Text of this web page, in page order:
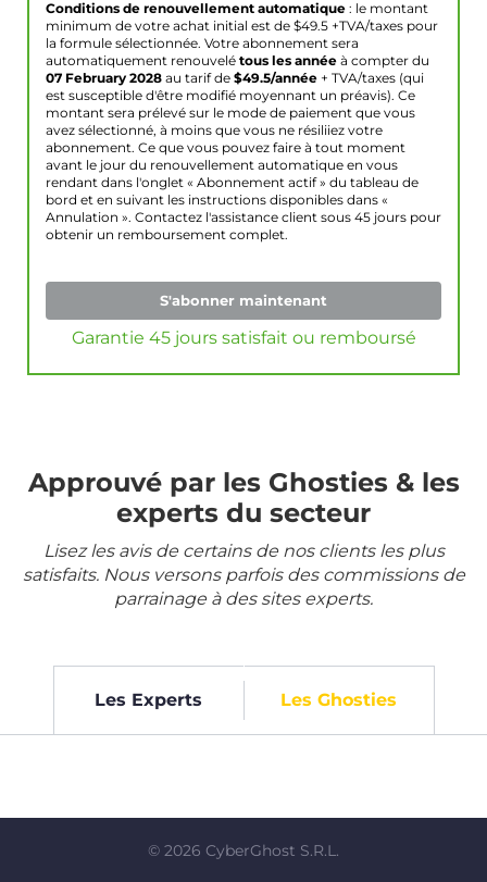
Conditions de renouvellement automatique : le montant
minimum de votre achat initial est de $49.5 +TVA/taxes pour
la formule sélectionnée. Votre abonnement sera
automatiquement renouvelé tous les année à compter du
07 February 2028 au tarif de $49.5/année + TVA/taxes (qui
est susceptible d'être modifié moyennant un préavis). Ce
montant sera prélevé sur le mode de paiement que vous
avez sélectionné, à moins que vous ne résiliiez votre
abonnement. Ce que vous pouvez faire à tout moment
avant le jour du renouvellement automatique en vous
rendant dans l'onglet « Abonnement actif » du tableau de
bord et en suivant les instructions disponibles dans «
Annulation ». Contactez l'assistance client sous 45 jours pour
obtenir un remboursement complet.
S'abonner maintenant
Garantie 45 jours satisfait ou remboursé
Approuvé par les Ghosties & les
experts du secteur
Lisez les avis de certains de nos clients les plus
satisfaits. Nous versons parfois des commissions de
parrainage à des sites experts.
Les Experts Les Ghosties
© 2026 CyberGhost S.R.L.